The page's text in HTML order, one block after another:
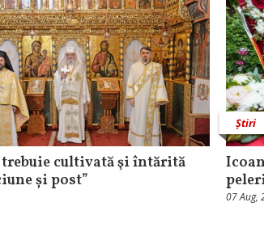
cultivată şi întărită
și post”
Știri
07 Aug,